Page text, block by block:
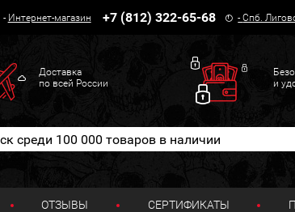
- Интернет-магазин +7 (812) 322-65-68 -Спб.
Доставка
по всей России
и
ОТЗЫВЫ СЕРТИФИКАТЫ